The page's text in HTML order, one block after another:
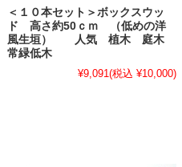
＜１０本セット＞ボックスウッ
ド 高さ約50ｃｍ （低めの洋
風生垣） 人気 植木 庭木
常緑低木
¥9,091(税込 ¥10,000)